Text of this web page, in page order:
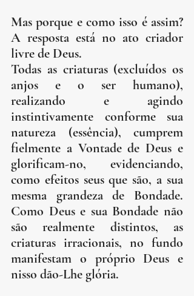
Mas porque e como isso é assim?
A resposta está no ato criador
livre de Deus.
Todas as criaturas (excluídos os
anjos e o ser humano),
realizando e agindo
instintivamente conforme sua
natureza (essência), cumprem
fielmente a Vontade de Deus e
glorificam-no, evidenciando,
como efeitos seus que são, a sua
mesma grandeza de Bondade.
Como Deus e sua Bondade não
são realmente distintos, as
criaturas irracionais, no fundo
manifestam o próprio Deus e
nisso dão-Lhe glória.